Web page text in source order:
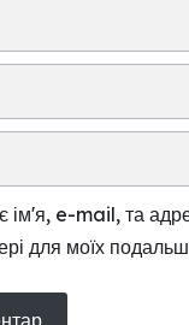
ім'я, e-mail, та
для моїх